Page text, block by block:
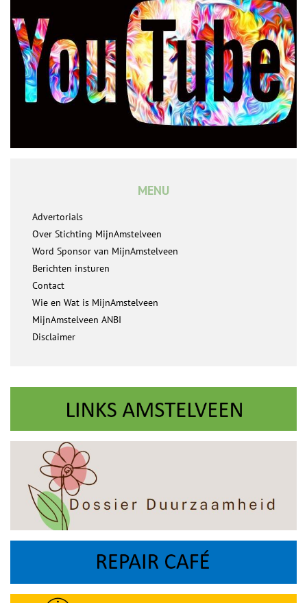
MENU
Advertorials
Over Stichting MijnAmstelveen
Word Sponsor van MijnAmstelveen
Berichten insturen
Contact
Wie en Wat is MijnAmstelveen
MijnAmstelveen ANBI
Disclaimer